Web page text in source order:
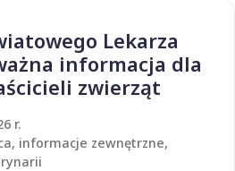
Lekarza
informacja dla
zwierząt
r.
informacje zewnętrzne,